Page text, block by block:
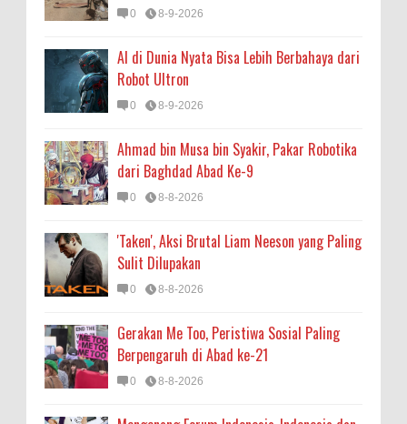
0 8-9-2026
AI di Dunia Nyata Bisa Lebih Berbahaya dari
Robot Ultron
0 8-9-2026
Ahmad bin Musa bin Syakir, Pakar Robotika
dari Baghdad Abad Ke-9
0 8-8-2026
'Taken', Aksi Brutal Liam Neeson yang Paling
Sulit Dilupakan
0 8-8-2026
Gerakan Me Too, Peristiwa Sosial Paling
Berpengaruh di Abad ke-21
0 8-8-2026